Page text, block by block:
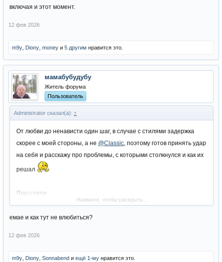
включая и этот момент.
12 фев 2026
m9y Diony money и 5 другим нравится это.
мамабубудубу
Житель форума
Пользователь
Administrator сказал(а): ↑
От любви до ненависти один шаг, в случае с стилями задержка
скорее с моей стороны, а не @Classic, поэтому готов принять удар
на себя и расскажу про проблемы, с которыми столкнулся и как их
решал
Про стили
Выбранный набор стилей подходит только под клиенты новых
версий, основное отличие в группах вершин, которые скинятся к
старый клиент необходимо было разработать инструмент,
Нажмите, чтобы раскрыть...
емае и как тут не влюбиться?
12 фев 2026
m9y Diony Sonnabend и ещё 1-му нравится это.